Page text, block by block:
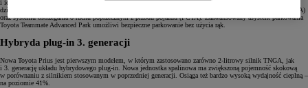
i identyfikować szerszy zakres potencjalnych zagrożeń. Dodatkowe skrajne czujniki przednie poprawiają
działanie układu wczesnego reagowania w razie ryzyka zderzenia (PCS), asystenta utrzymania pasa ruchu (LTA)
oraz systemu ostrzegania o ruchu poprzecznym z przodu pojazdu (FCTA). Zaawansowany asystent parkowania
Toyota Teammate Advanced Park umożliwi bezpieczne parkowanie bez użycia rąk.
Hybryda plug-in 3. generacji
Nowa Toyota Prius jest pierwszym modelem, w którym zastosowano zarówno 2-litrowy silnik TNGA, jak
i 3. generację układu hybrydowego plug-in. Nowa jednostka spalinowa ma zwiększoną pojemność skokową
w porównaniu z silnikiem stosowanym w poprzedniej generacji. Osiąga też bardzo wysoką wydajność cieplną –
na poziomie 41%.